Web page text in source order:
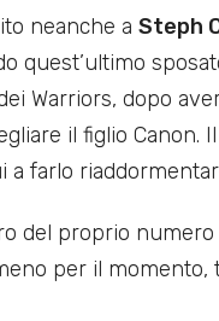
neanche a Steph
quest’ultimo
Warriors, dopo
il figlio Canon.
farlo
del proprio numero
per il momento,